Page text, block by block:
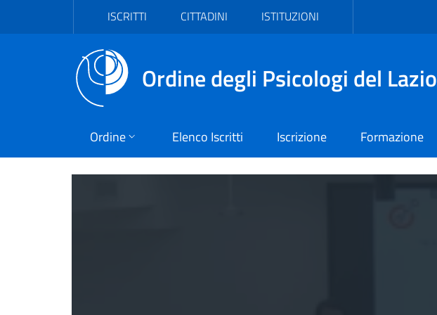
Vai al contenuto principale
ISCRITTI CITTADINI ISTITUZIONI
Ordine degli Psicologi del Lazio
Ordine Elenco Iscritti Iscrizione Formazione